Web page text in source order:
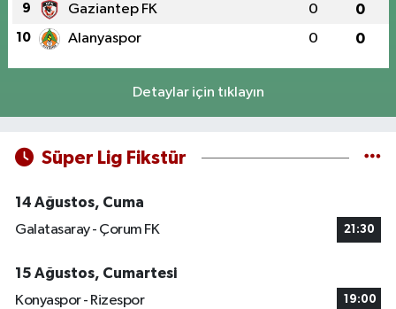
9 Gaziantep FK 0 0
10 Alanyaspor 0 0
Detaylar için tıklayın
Süper Lig Fikstür
14 Ağustos, Cuma
Galatasaray - Çorum FK
21:30
15 Ağustos, Cumartesi
Konyaspor - Rizespor
19:00